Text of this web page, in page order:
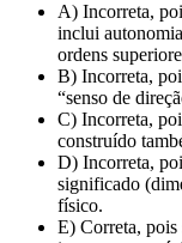
A) Incorreta,
inclui
ordens
B) Incorreta,
“senso de
C) Incorreta,
construído
D) Incorreta,
significado
físico.
E) Correta,